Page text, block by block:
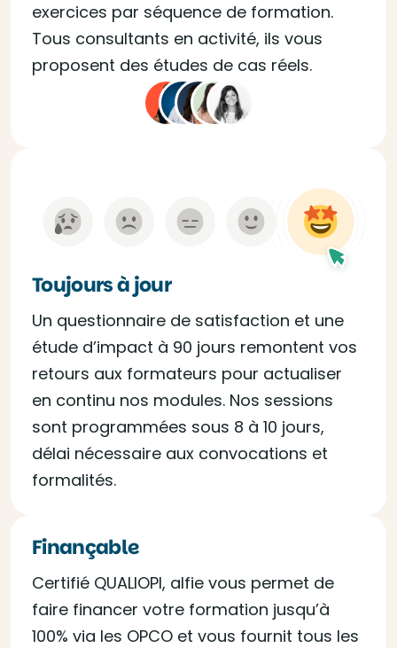
exercices par séquence de formation.
Tous consultants en activité, ils vous
proposent des études de cas réels.
Toujours à jour
Un questionnaire de satisfaction et une
étude d’impact à 90 jours remontent vos
retours aux formateurs pour actualiser
en continu nos modules. Nos sessions
sont programmées sous 8 à 10 jours,
délai nécessaire aux convocations et
formalités.
Finançable
Certifié QUALIOPI, alfie vous permet de
faire financer votre formation jusqu’à
100% via les OPCO et vous fournit tous les